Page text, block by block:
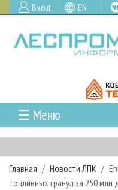
Вход EN
☰ Меню
ГЛАВНАЯ
РУБРИКИ И ТЕМЫ
РУБРИКИ ЖУРНАЛА
НОВОСТИ
Главная Новости ЛПК
топливных гранул за 250 млн